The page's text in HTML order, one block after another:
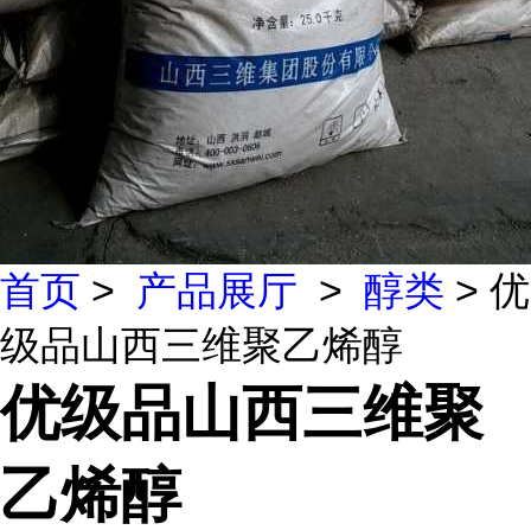
首页 > 产品展厅 > 醇类 > 优
级品山西三维聚乙烯醇
优级品山西三维聚
乙烯醇